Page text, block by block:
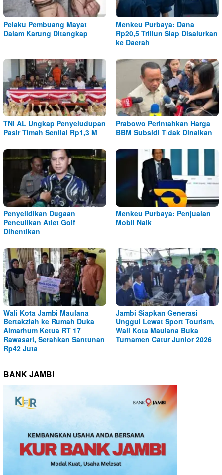
Pelaku Pembuang Mayat
Dalam Karung Ditangkap
Menkeu Purbaya: Dana
Rp20,5 Triliun Siap Disalurkan
ke Daerah
TNI AL Ungkap Penyeludupan
Pasir Timah Senilai Rp1,3 M
Prabowo Perintahkan Harga
BBM Subsidi Tidak Dinaikan
Penyelidikan Dugaan
Penculikan Atlet Golf
Dihentikan
Menkeu Purbaya: Penjualan
Mobil Naik
Wali Kota Jambi Maulana
Bertakziah ke Rumah Duka
Almarhum Ketua RT 17
Rawasari, Serahkan Santunan
Rp42 Juta
Jambi Siapkan Generasi
Unggul Lewat Sport Tourism,
Wali Kota Maulana Buka
Turnamen Catur Junior 2026
BANK JAMBI